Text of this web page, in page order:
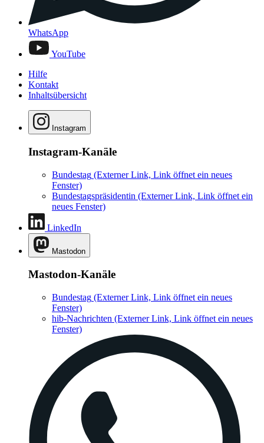
WhatsApp
YouTube
Hilfe
Kontakt
Inhaltsübersicht
Instagram
Instagram-Kanäle
Bundestag (Externer Link, Link öffnet ein neues
Fenster)
Bundestagspräsidentin (Externer Link, Link öffnet ein
neues Fenster)
LinkedIn
Mastodon
Mastodon-Kanäle
Bundestag (Externer Link, Link öffnet ein neues
Fenster)
hib-Nachrichten (Externer Link, Link öffnet ein neues
Fenster)